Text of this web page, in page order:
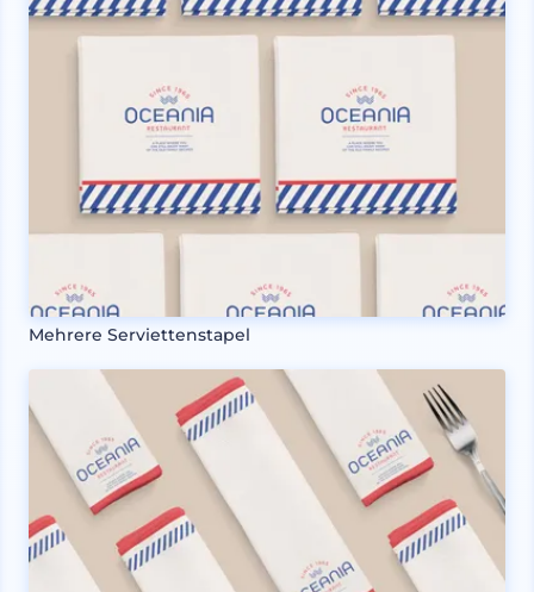
Mehrere Serviettenstapel